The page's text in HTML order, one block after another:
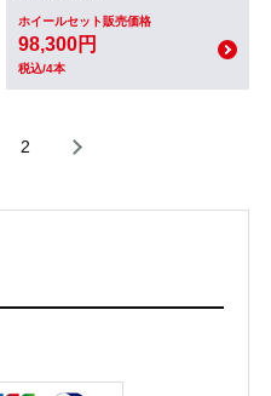
ホイールセット販売価格
98,300円
税込/4本
2